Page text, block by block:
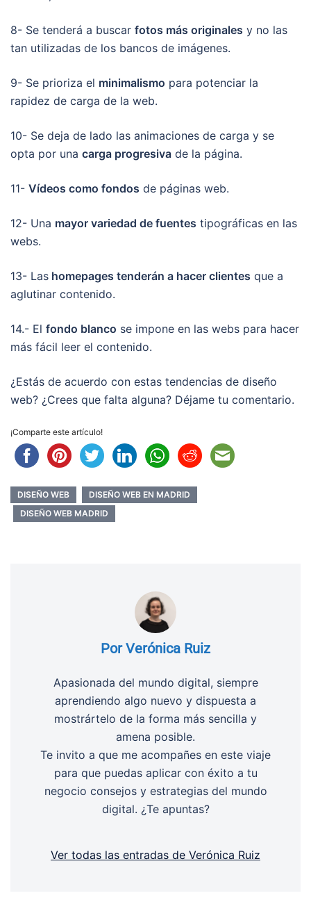
8- Se tenderá a buscar fotos más originales y no las
tan utilizadas de los bancos de imágenes.
9- Se prioriza el minimalismo para potenciar la
rapidez de carga de la web.
10- Se deja de lado las animaciones de carga y se
opta por una carga progresiva de la página.
11- Vídeos como fondos de páginas web.
12- Una mayor variedad de fuentes tipográficas en las
webs.
13- Las homepages tenderán a hacer clientes que a
aglutinar contenido.
14.- El fondo blanco se impone en las webs para hacer
más fácil leer el contenido.
¿Estás de acuerdo con estas tendencias de diseño
web? ¿Crees que falta alguna? Déjame tu comentario.
¡Comparte este artículo!
DISEÑO WEB
DISEÑO WEB EN MADRID
DISEÑO WEB MADRID
Por Verónica Ruiz
Apasionada del mundo digital, siempre
aprendiendo algo nuevo y dispuesta a
mostrártelo de la forma más sencilla y
amena posible.
Te invito a que me acompañes en este viaje
para que puedas aplicar con éxito a tu
negocio consejos y estrategias del mundo
digital. ¿Te apuntas?
Ver todas las entradas de Verónica Ruiz